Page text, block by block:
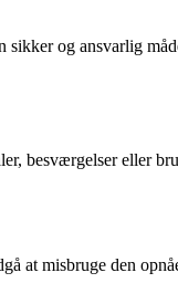
sikker og ansvarlig
besværgelser eller
at misbruge den